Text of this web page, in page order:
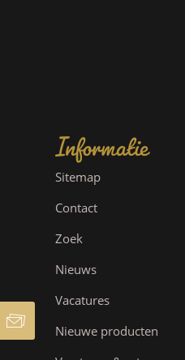
Informatie
Sitemap
Contact
Zoek
Nieuws
Vacatures
Nieuwe producten